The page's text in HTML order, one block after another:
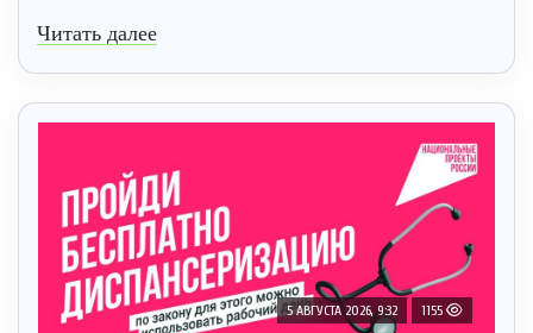
Читать далее
5 АВГУСТА 2026, 9:32 1155